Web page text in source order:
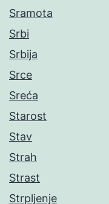
Sramota
Srbi
Srbija
Srce
Sreća
Starost
Stav
Strah
Strast
Strpljenje